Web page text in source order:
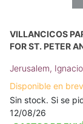
VILLANCICOS
FOR ST. PETER
Jerusalem, Ignacio
Disponible en
Sin stock. Si se
12/08/26